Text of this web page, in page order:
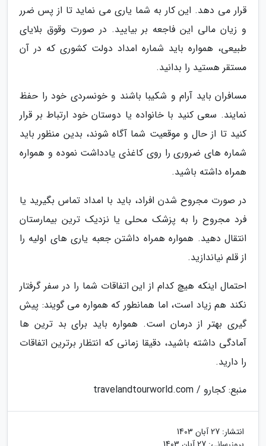
قرار می دهد. این کار به شما یاری می نماید تا از پس ضرر
و زیان مالی این فاجعه بر بیایید. در صورت وقوق بلایای
طبیعی، همواره باید شماره امداد دولت کشوری که در آن
مستقر هستید را بدانید.
مسافران باید آرام و شکیبا باشند و خونسردی خود را حفظ
نمایند. سعی کنید با خانواده یا دوستان خود ارتباط بر قرار
کنید تا از حال و موقعیت شما آگاه شوند، بدین منظور باید
شماره های ضروری را روی کاغذی یادداشت نموده و همواره
همراه داشته باشید.
در صورت مجروح شدن افراد، باید با امداد تماس بگیرید یا
فرد مجروح را به پزشک محلی یا نزدیک ترین بیمارستان
انتقال دهید. همواره همراه داشتن جعبه یاری های اولیه را
از قلم نیاندازید.
احتمال اینکه هیچ کدام از این اتفاقات شما را در سفر گرفتار
نکند هم زیاد است، اما همانطور که همواره می گویند: پیش
گیری بهتر از درمان است. همواره باید برای بد ترین ها
آمادگی داشته باشید، دقیقا زمانی که انتظار برترین اتفاقات
را دارید.
منبع: کجارو / travelandtourworld.com
انتشار: 27 آبان 1403